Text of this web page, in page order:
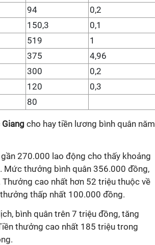
94
0,2
150,3
0,1
519
1
375
4,96
300
0,2
120
0,3
80
Giang cho hay tiền lương bình quân năm
270.000 lao động cho thấy khoảng
Mức thưởng bình quân 356.000 đồng,
cao nhất hơn 52 triệu thuộc về
thấp nhất 100.000 đồng.
bình quân trên 7 triệu đồng, tăng
thưởng cao nhất 185 triệu trong